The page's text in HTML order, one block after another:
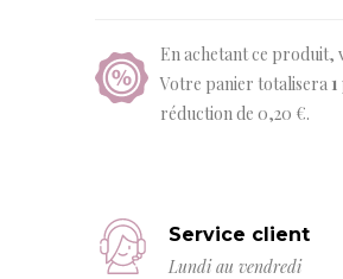
En achetant ce produit,
Votre panier totalisera 1
réduction de 0,20 €.
Service client
Lundi au vendredi